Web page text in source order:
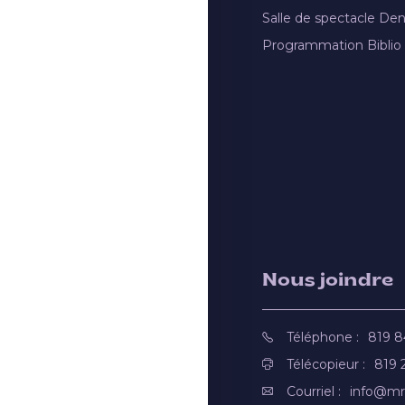
Salle de spectacle
Programmation Biblio
Nous joindre
Téléphone :
819
Télécopieur :
819
Courriel :